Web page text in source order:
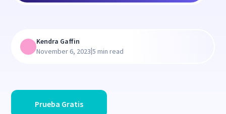
Prueba Gratis
Kendra Gaffin
November 6, 2023|5 min read